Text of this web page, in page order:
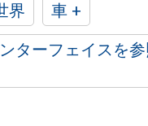
界
車 +
ターフェイスを